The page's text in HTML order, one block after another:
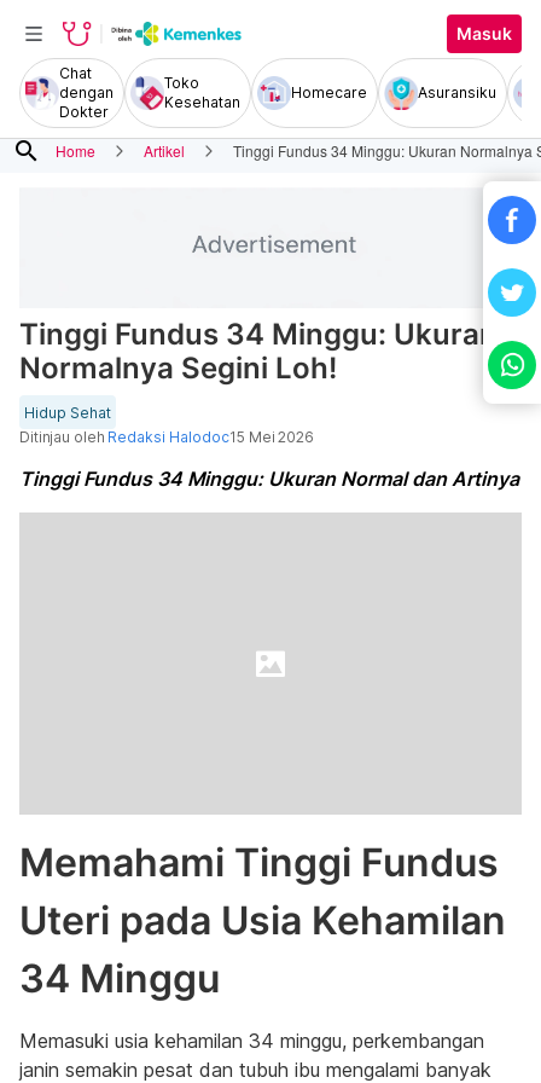
Masuk
Chat
dengan
Dokter
Toko
Kesehatan
Homecare Asuransiku
search Home Artikel Tinggi Fundus 34 Minggu: Ukuran Normalnya
Tinggi Fundus 34 Minggu: Ukuran
Normalnya Segini Loh!
Hidup Sehat
Ditinjau oleh Redaksi Halodoc15 Mei 2026
Tinggi Fundus 34 Minggu: Ukuran Normal dan Artinya
Memahami Tinggi Fundus
Uteri pada Usia Kehamilan
34 Minggu
Memasuki usia kehamilan 34 minggu, perkembangan
janin semakin pesat dan tubuh ibu mengalami banyak